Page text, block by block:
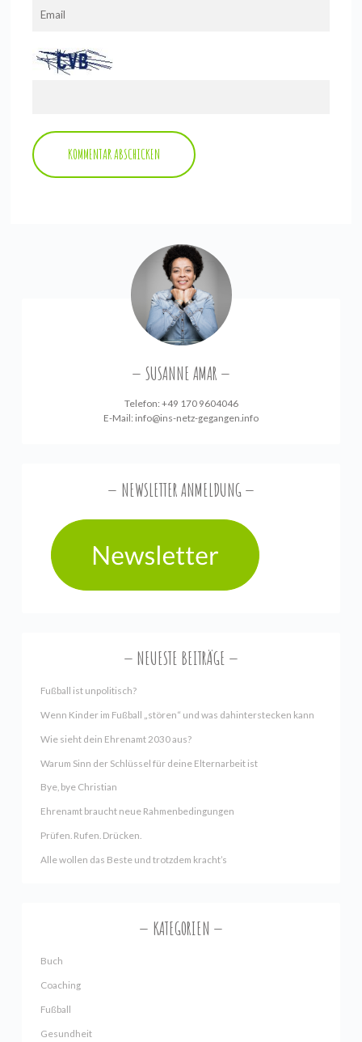
SUSANNE AMAR
Telefon: +49 170 9604046
E-Mail: info@ins-netz-gegangen.info
NEWSLETTER ANMELDUNG
NEUESTE BEITRÄGE
Fußball ist unpolitisch?
Wenn Kinder im Fußball „stören“ und was dahinterstecken kann
Wie sieht dein Ehrenamt 2030 aus?
Warum Sinn der Schlüssel für deine Elternarbeit ist
Bye, bye Christian
Ehrenamt braucht neue Rahmenbedingungen
Prüfen. Rufen. Drücken.
Alle wollen das Beste und trotzdem kracht’s
KATEGORIEN
Buch
Coaching
Fußball
Gesundheit